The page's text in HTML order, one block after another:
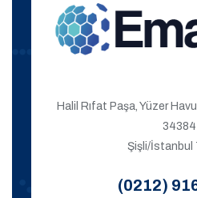
Halil Rıfat Paşa, Yüzer
34384
Şişli/İstanbul
(0212)